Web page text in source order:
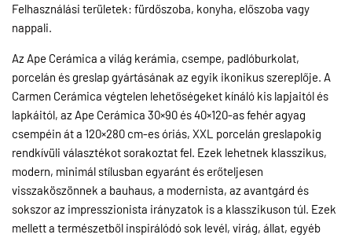
Felhasználási területek: fürdőszoba, konyha, előszoba vagy
nappali.
Az Ape Cerámica a világ kerámia, csempe, padlóburkolat,
porcelán és greslap gyártásának az egyik ikonikus szereplője. A
Carmen Cerámica végtelen lehetőségeket kínáló kis lapjaitól és
lapkáitól, az Ape Cerámica 30×90 és 40×120-as fehér agyag
csempéin át a 120×280 cm-es óriás, XXL porcelán greslapokig
rendkívüli választékot sorakoztat fel. Ezek lehetnek klasszikus,
modern, minimál stílusban egyaránt és erőteljesen
visszaköszönnek a bauhaus, a modernista, az avantgárd és
sokszor az impresszionista irányzatok is a klasszikuson túl. Ezek
mellett a természetből inspirálódó sok levél, virág, állat, egyéb